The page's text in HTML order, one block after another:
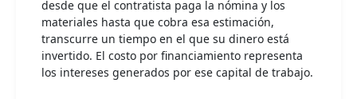
desde que el contratista paga la nómina y los
materiales hasta que cobra esa estimación,
transcurre un tiempo en el que su dinero está
invertido. El costo por financiamiento representa
los intereses generados por ese capital de trabajo.